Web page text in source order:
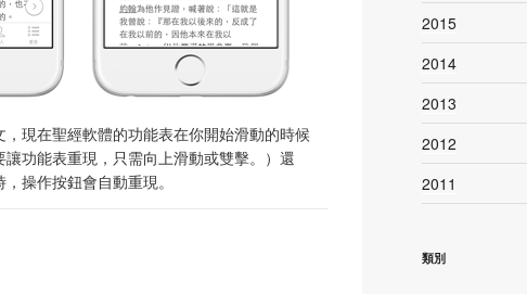
現在聖經軟體的功能表在你開始滑動的時候
功能表重現，只需向上滑動或雙擊。）還
操作按鈕會自動重現。
2015
2014
2013
2012
2011
類別